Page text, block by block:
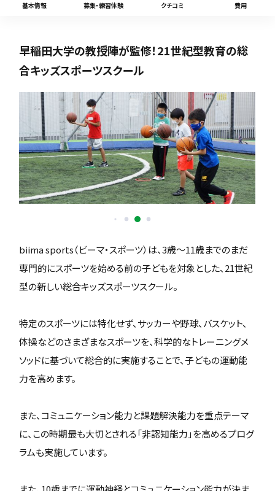
基本情報 募集・練習体験 クチコミ 費用
早稲田大学の教授陣が監修！21世紀型教育の総
合キッズスポーツスクール
biima sports（ビーマ・スポーツ）は、3歳〜11歳までのまだ
専門的にスポーツを始める前の子どもを対象とした、21世紀
型の新しい総合キッズスポーツスクール。
特定のスポーツには特化せず、サッカーや野球、バスケット、
体操などのさまざまなスポーツを、科学的なトレーニングメ
ソッドに基づいて総合的に実施することで、子どもの運動能
力を高めます。
また、コミュニケーション能力と課題解決能力を重点テーマ
に、この時期最も大切とされる「非認知能力」を高めるプログ
ラムも実施しています。